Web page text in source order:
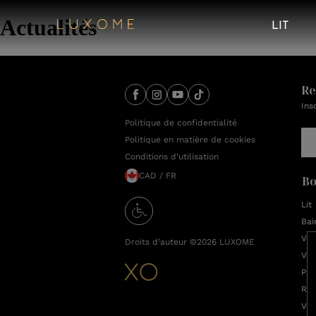
LIT
Actualités
Lit
Politique de confidentialité
Politique en matière de cookies
Conditions d’utilisation
CAD / FR
Droits d’auteur ©2026 LUXOME